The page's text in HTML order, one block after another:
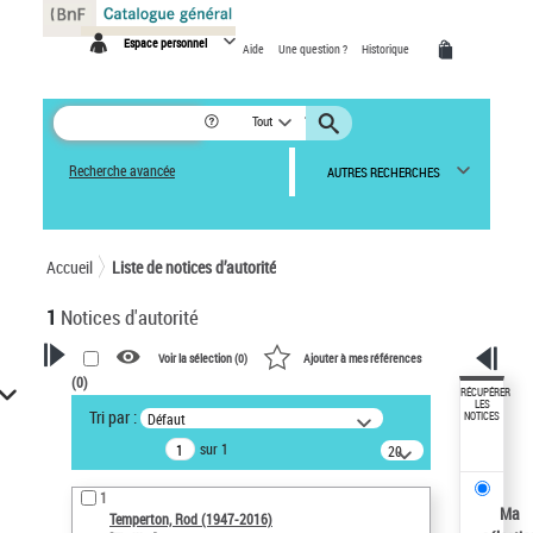
Espace personnel Aide Une question ? Historique
Tout
Recherche avancée AUTRES RECHERCHES
Accueil Liste de notices d’autorité
1 Notices d'autorité
VOTRE RECHERCHE
Recherche avancée dans les
notices d’autorité
Œuvres liées à l'auteur :
Temperton, Rod (1947-2016)
Voir la sélection (0) Ajouter à mes références
(0)
Tri par : Défaut
sur 1
20
résultats/page
1
Temperton, Rod (1947-2016)
RÉCUPÉRER
LES
NOTICES
Ma
Panneau de gestion des cookies